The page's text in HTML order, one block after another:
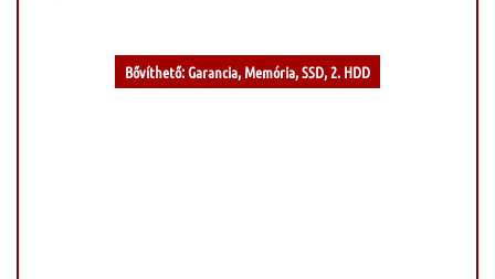
Bővíthető: Garancia, Memória, SSD, 2. HDD